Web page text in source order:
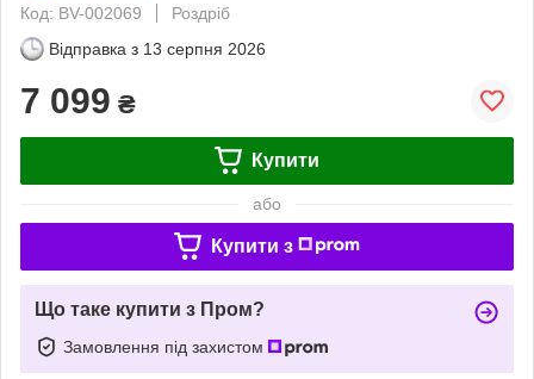
Код: BV-002069
Роздріб
Відправка з 13 серпня 2026
7 099 ₴
Купити
або
Купити з
Що таке купити з Пром?
Замовлення під захистом